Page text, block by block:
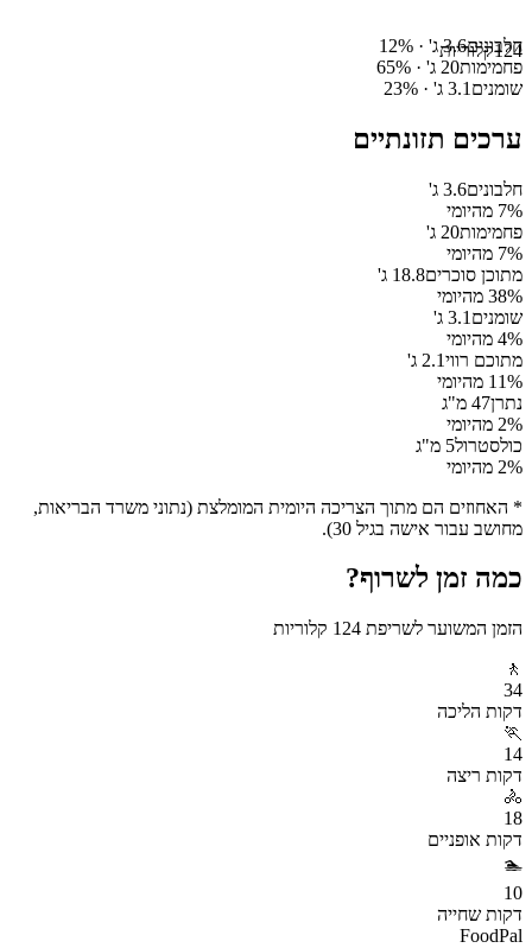
124קלוריותחלבונים3.6ג' · 12%
פחמימות20 ג' · 65%
שומנים 3.1 ג' · 23%
ערכים תזונתיים
חלבונים3.6 ג'
7% מהיומי
פחמימות20 ג'
7% מהיומי
מתוכן סוכרים18.8 ג'
38% מהיומי
שומנים 3.1 ג'
4% מהיומי
מתוכם רווי2.1 ג'
11% מהיומי
נתרן47 מ"ג
2% מהיומי
כולסטרול5 מ"ג
2% מהיומי
* האחוזים הם מתוך הצריכה היומית המומלצת (נתוני משרד הבריאות,
מחושב עבור אישה בגיל 30).
כמה זמן לשרוף?
הזמן המשוער לשריפת 124 קלוריות
🚶
34
דקות הליכה
🏃
14
דקות ריצה
🚴
18
דקות אופניים
🏊
10
דקות שחייה
FoodPal